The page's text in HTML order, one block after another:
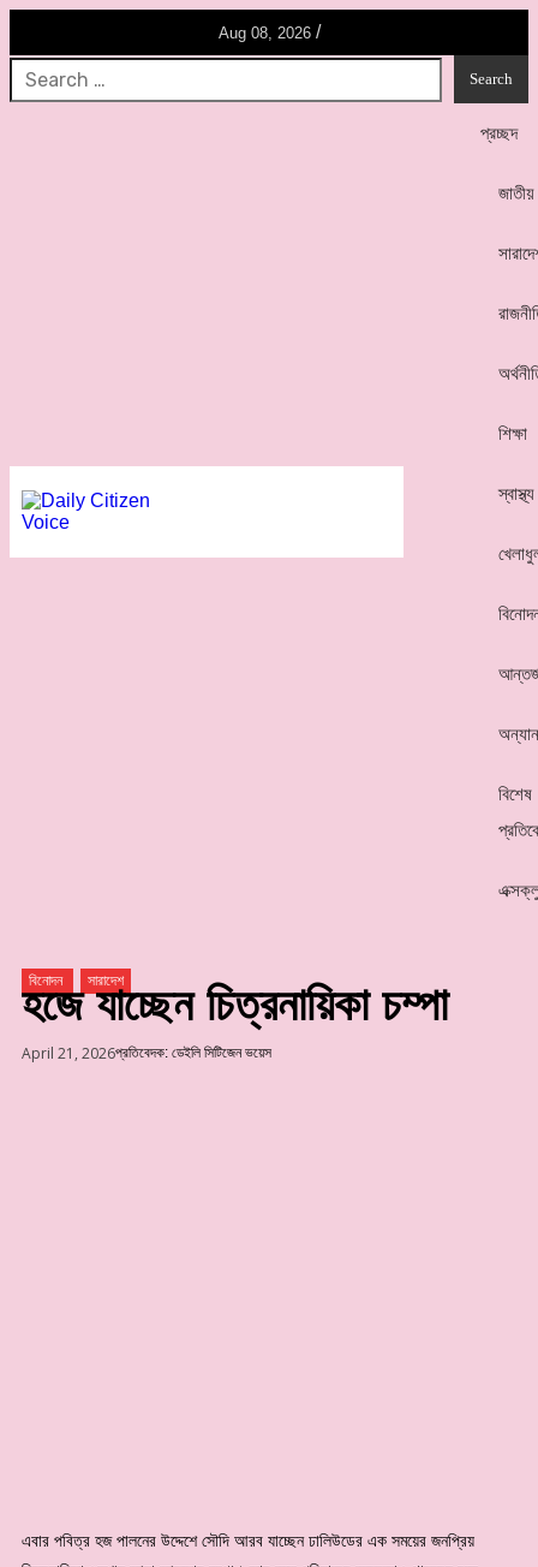
Aug 08, 2026 /
প্রচ্ছদ
জাতীয়
শিক্ষা
স্বাস্থ্য
বিশেষ
বিনোদন সারাদেশ
হজে যাচ্ছেন চিত্রনায়িকা চম্পা
April 21, 2026প্রতিবেদক: ডেইলি সিটিজেন ভয়েস
এবার পবিত্র হজ পালনের উদ্দেশে সৌদি আরব যাচ্ছেন ঢালিউডের এক সময়ের জনপ্রিয়